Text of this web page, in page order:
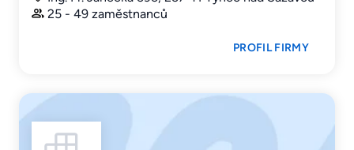
25 - 49 zaměstnanců
PROFIL FIRMY